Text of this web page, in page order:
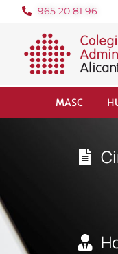
965 20 81 96
MASC